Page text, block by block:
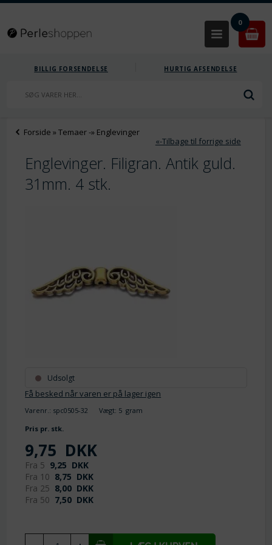
0
BILLIG FORSENDELSE HURTIG AFSENDELSE
Forside »Temaer-» Englevinger
«-Tilbage til forrige side
Englevinger. Filigran. Antik guld.
31mm. 4 stk.
Udsolgt
Få besked når varen er på lager igen
Varenr.: spc0505-32 Vægt: 5 gram
Pris pr. stk.
9,75 DKK
Fra 5 9,25 DKK
Fra 10 8,75 DKK
Fra 25 8,00 DKK
Fra 50 7,50 DKK